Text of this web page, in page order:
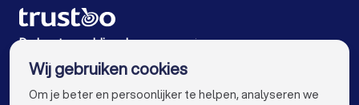
Weddingplanners in Sint-Oedenrode
Weddingplanners in Asten
Weddingplanners in Amsterdam
Weddingplanners in Rotterdam
De beste weddingplanners voor jou
Wij gebruiken cookies
Om je beter en persoonlijker te helpen, analyseren we